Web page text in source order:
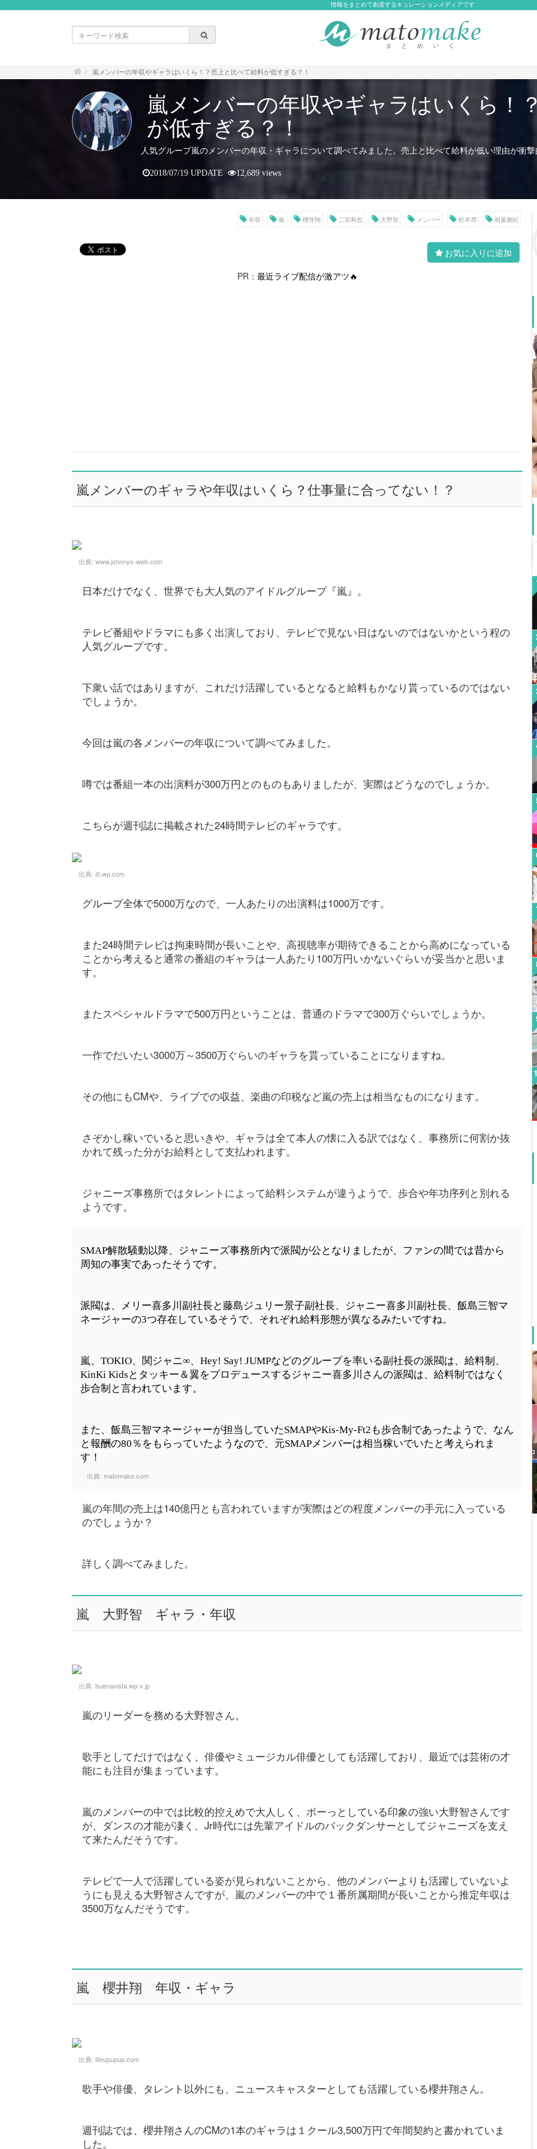
情報をまとめて創造するキュレーションメディアです
嵐メンバーの年収やギャラはいくら！？売上と比べて給料が低すぎる？！
嵐メンバーの年収やギャラはいくら！
が低すぎる？！
人気グループ嵐のメンバーの年収・ギャラについて調べてみました。売上と比べて給料が低い理由が衝
2018/07/19 UPDATE 12,689 views
年収 嵐 櫻井翔 二宮和也 大野智 メンバー 松本潤 相葉雅紀
お気に入りに追加
PR： 最近ライブ配信が激アツ🔥
嵐メンバーのギャラや年収はいくら？仕事量に合ってない！？
出典: www.johnnys-web.com
日本だけでなく、世界でも大人気のアイドルグループ『嵐』。
テレビ番組やドラマにも多く出演しており、テレビで見ない日はないのではないかという程の
人気グループです。
下衆い話ではありますが、これだけ活躍しているとなると給料もかなり貰っているのではない
でしょうか。
今回は嵐の各メンバーの年収について調べてみました。
噂では番組一本の出演料が300万円とのものもありましたが、実際はどうなのでしょうか。
こちらが週刊誌に掲載された24時間テレビのギャラです。
出典: i0.wp.com
グループ全体で5000万なので、一人あたりの出演料は1000万です。
また24時間テレビは拘束時間が長いことや、高視聴率が期待できることから高めになっている
ことから考えると通常の番組のギャラは一人あたり100万円いかないぐらいが妥当かと思いま
す。
またスペシャルドラマで500万円ということは、普通のドラマで300万ぐらいでしょうか。
一作でだいたい3000万～3500万ぐらいのギャラを貰っていることになりますね。
その他にもCMや、ライブでの収益、楽曲の印税など嵐の売上は相当なものになります。
さぞかし稼いでいると思いきや、ギャラは全て本人の懐に入る訳ではなく、事務所に何割か抜
かれて残った分がお給料として支払われます。
ジャニーズ事務所ではタレントによって給料システムが違うようで、歩合や年功序列と別れる
ようです。
SMAP解散騒動以降、ジャニーズ事務所内で派閥が公となりましたが、ファンの間では昔から
周知の事実であったそうです。
派閥は、メリー喜多川副社長と藤島ジュリー景子副社長、ジャニー喜多川副社長、飯島三智マ
ネージャーの3つ存在しているそうで、それぞれ給料形態が異なるみたいですね。
嵐、TOKIO、関ジャニ∞、Hey! Say! JUMPなどのグループを率いる副社長の派閥は、給料制、
KinKi Kidsとタッキー＆翼をプロデュースするジャニー喜多川さんの派閥は、給料制ではなく
歩合制と言われています。
また、飯島三智マネージャーが担当していたSMAPやKis-My-Ft2も歩合制であったようで、なん
と報酬の80％をもらっていたようなので、元SMAPメンバーは相当稼いでいたと考えられま
す！
出典: matomake.com
嵐の年間の売上は140億円とも言われていますが実際はどの程度メンバーの手元に入っている
のでしょうか？
詳しく調べてみました。
嵐 大野智 ギャラ・年収
出典: buenavista.wp-x.jp
嵐のリーダーを務める大野智さん。
歌手としてだけではなく、俳優やミュージカル俳優としても活躍しており、最近では芸術の才
能にも注目が集まっています。
嵐のメンバーの中では比較的控えめで大人しく、ボーっとしている印象の強い大野智さんです
が、ダンスの才能が凄く、Jr時代には先輩アイドルのバックダンサーとしてジャニーズを支え
て来たんだそうです。
テレビで一人で活躍している姿が見られないことから、他のメンバーよりも活躍していないよ
うにも見える大野智さんですが、嵐のメンバーの中で１番所属期間が長いことから推定年収は
3500万なんだそうです。
嵐 櫻井翔 年収・ギャラ
出典: lifeupupup.com
歌手や俳優、タレント以外にも、ニュースキャスターとしても活躍している櫻井翔さん。
週刊誌では、櫻井翔さんのCMの1本のギャラは１クール3,500万円で年間契約と書かれていま
した。